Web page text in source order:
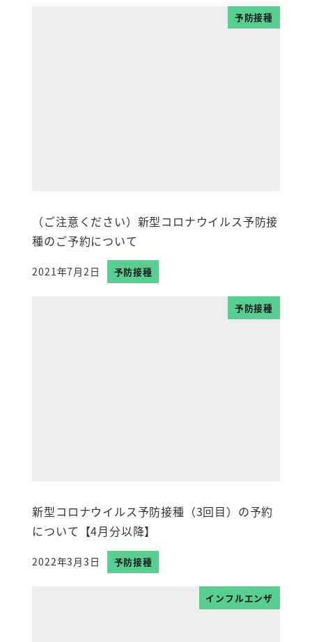
予防接種
（ご注意ください）新型コロナウイルス予防接
種のご予約について
投稿日
2021年7月2日 予防接種
予防接種
新型コロナウイルス予防接種（3回目）の予約
について【4月分以降】
投稿日
2022年3月3日 予防接種
インフルエンザ